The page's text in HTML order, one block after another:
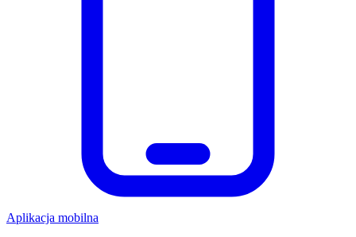
Aplikacja mobilna